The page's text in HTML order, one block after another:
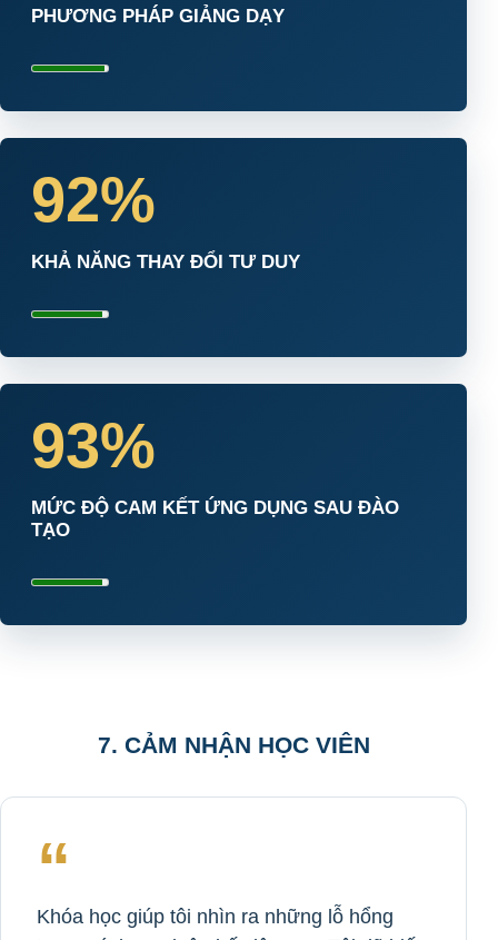
PHƯƠNG PHÁP GIẢNG DẠY
92%
KHẢ NĂNG THAY ĐỔI TƯ DUY
93%
MỨC ĐỘ CAM KẾT ỨNG DỤNG SAU ĐÀO
TẠO
7. CẢM NHẬN HỌC VIÊN
“
Khóa học giúp tôi nhìn ra những lỗ hổng